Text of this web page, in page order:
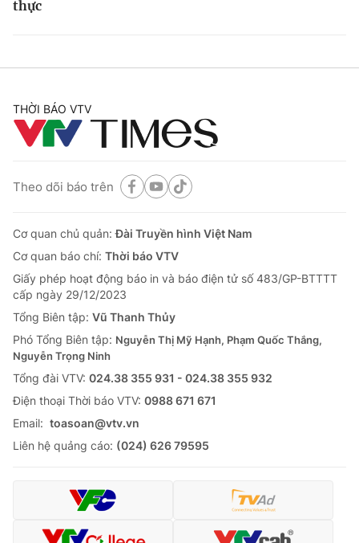
thực
THỜI BÁO VTV
Theo dõi báo trên
Cơ quan chủ quản:Đài Truyền hình Việt Nam
Cơ quan báo chí: Thời báo VTV
Giấy phép hoạt động báo in và báo điện tử số 483/GP-BTTTT
cấp ngày 29/12/2023
Tổng Biên tập: Vũ Thanh Thủy
Phó Tổng Biên tập: Nguyễn Thị Mỹ Hạnh, Phạm Quốc Thắng,
Nguyễn Trọng Ninh
Tổng đài VTV: 024.38 355 931 - 024.38 355 932
Ðiện thoại Thời báo VTV: 0988 671 671
Email: toasoan@vtv.vn
Liên hệ quảng cáo: (024) 626 79595